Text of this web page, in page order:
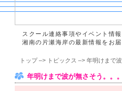
スクール連絡事項やイベント情
湘南の片瀬海岸の最新情報をお届
トップ–> トピックス –> 年明けまで
年明けまで波が無さそう。。